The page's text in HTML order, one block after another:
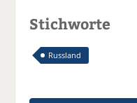
Stichworte
Russland